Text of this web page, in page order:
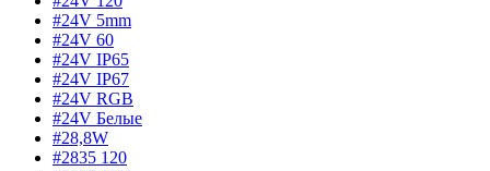
#24V 5mm
#24V 60
#24V IP65
#24V IP67
#24V RGB
#24V Белые
#28,8W
#2835 120